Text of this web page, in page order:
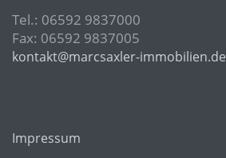
Tel.: 06592 9837000
Fax: 06592 9837005
kontakt@marcsaxler-immobilien.de
Impressum